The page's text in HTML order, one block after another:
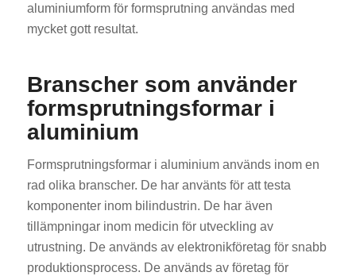
aluminiumform för formsprutning användas med
mycket gott resultat.
Branscher som använder
formsprutningsformar i
aluminium
Formsprutningsformar i aluminium används inom en
rad olika branscher. De har använts för att testa
komponenter inom bilindustrin. De har även
tillämpningar inom medicin för utveckling av
utrustning. De används av elektronikföretag för snabb
produktionsprocess. De används av företag för